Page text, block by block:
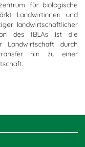
für biologische
Landwirtinnen und
landwirtschaftlicher
des IBLAs ist die
Landwirtschaft durch
hin zu einer